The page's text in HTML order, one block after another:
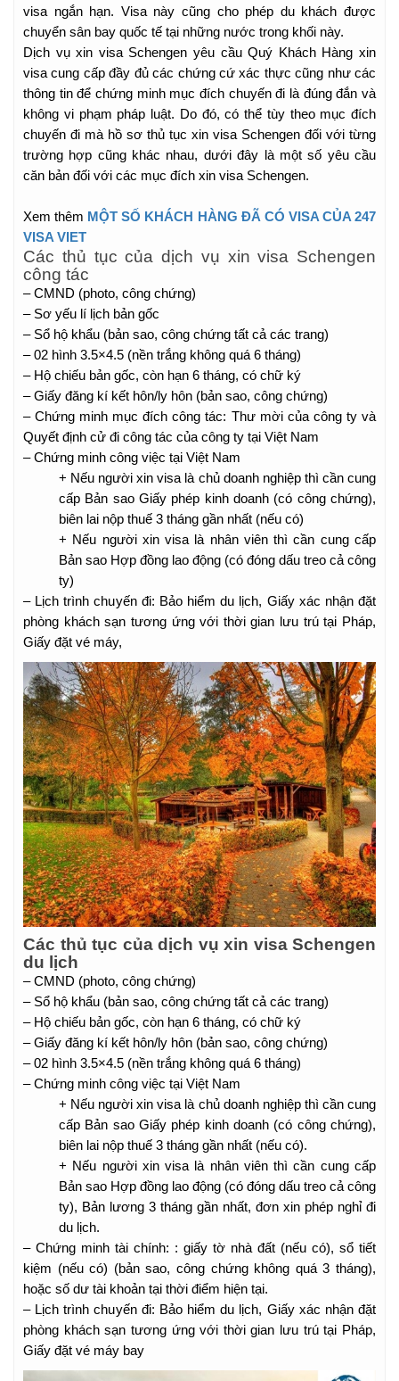
visa ngắn hạn. Visa này cũng cho phép du khách được
chuyển sân bay quốc tế tại những nước trong khối này.
Dịch vụ xin visa Schengen yêu cầu Quý Khách Hàng xin
visa cung cấp đầy đủ các chứng cứ xác thực cũng như các
thông tin để chứng minh mục đích chuyến đi là đúng đắn và
không vi phạm pháp luật. Do đó, có thể tùy theo mục đích
chuyến đi mà hồ sơ thủ tục xin visa Schengen đối với từng
trường hợp cũng khác nhau, dưới đây là một số yêu cầu
căn bản đối với các mục đích xin visa Schengen.
Xem thêm MỘT SỐ KHÁCH HÀNG ĐÃ CÓ VISA CỦA 247
VISA VIET
Các thủ tục của dịch vụ xin visa Schengen
công tác
– CMND (photo, công chứng)
– Sơ yếu lí lịch bản gốc
– Sổ hộ khẩu (bản sao, công chứng tất cả các trang)
– 02 hình 3.5×4.5 (nền trắng không quá 6 tháng)
– Hộ chiếu bản gốc, còn hạn 6 tháng, có chữ ký
– Giấy đăng kí kết hôn/ly hôn (bản sao, công chứng)
– Chứng minh mục đích công tác: Thư mời của công ty và
Quyết định cử đi công tác của công ty tại Việt Nam
– Chứng minh công việc tại Việt Nam
+ Nếu người xin visa là chủ doanh nghiệp thì cần cung
cấp Bản sao Giấy phép kinh doanh (có công chứng),
biên lai nộp thuế 3 tháng gần nhất (nếu có)
+ Nếu người xin visa là nhân viên thì cần cung cấp
Bản sao Hợp đồng lao động (có đóng dấu treo cả công
ty)
– Lịch trình chuyến đi: Bảo hiểm du lịch, Giấy xác nhận đặt
phòng khách sạn tương ứng với thời gian lưu trú tại Pháp,
Giấy đặt vé máy,
Các thủ tục của dịch vụ xin visa Schengen
du lịch
– CMND (photo, công chứng)
– Sổ hộ khẩu (bản sao, công chứng tất cả các trang)
– Hộ chiếu bản gốc, còn hạn 6 tháng, có chữ ký
– Giấy đăng kí kết hôn/ly hôn (bản sao, công chứng)
– 02 hình 3.5×4.5 (nền trắng không quá 6 tháng)
– Chứng minh công việc tại Việt Nam
+ Nếu người xin visa là chủ doanh nghiệp thì cần cung
cấp Bản sao Giấy phép kinh doanh (có công chứng),
biên lai nộp thuế 3 tháng gần nhất (nếu có).
+ Nếu người xin visa là nhân viên thì cần cung cấp
Bản sao Hợp đồng lao động (có đóng dấu treo cả công
ty), Bản lương 3 tháng gần nhất, đơn xin phép nghỉ đi
du lịch.
– Chứng minh tài chính: : giấy tờ nhà đất (nếu có), sổ tiết
kiệm (nếu có) (bản sao, công chứng không quá 3 tháng),
hoặc số dư tài khoản tại thời điểm hiện tại.
– Lịch trình chuyến đi: Bảo hiểm du lịch, Giấy xác nhận đặt
phòng khách sạn tương ứng với thời gian lưu trú tại Pháp,
Giấy đặt vé máy bay